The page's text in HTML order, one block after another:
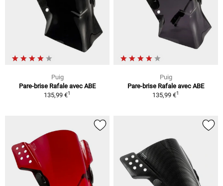
Puig
Pare-brise Rafale avec ABE
135,99 €1
Puig
Pare-brise Rafale avec ABE
135,99 €1